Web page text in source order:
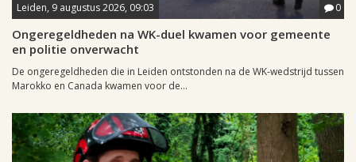
Leiden, 9 augustus 2026, 09:03 0
Ongeregeldheden na WK-duel kwamen voor gemeente
en politie onverwacht
De ongeregeldheden die in Leiden ontstonden na de WK-wedstrijd tussen
Marokko en Canada kwamen voor de...